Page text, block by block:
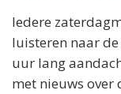
Iedere
luisteren naar
uur lang
met nieuws over